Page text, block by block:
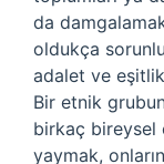
da
oldukça
adalet ve
Bir etnik
birkaç bireysel
yaymak,